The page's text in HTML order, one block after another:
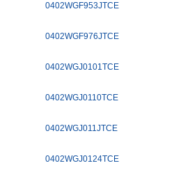
0402WGF953JTCE
0402WGF976JTCE
0402WGJ0101TCE
0402WGJ0110TCE
0402WGJ011JTCE
0402WGJ0124TCE